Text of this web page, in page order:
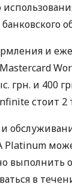
и
грн. и 400
стоит 2
Platinum
выполнить
в